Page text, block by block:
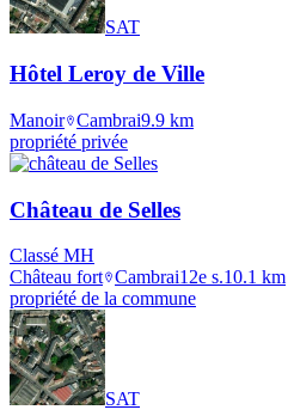
SAT
Hôtel Leroy de Ville
Manoir Cambrai9.9 km
propriété privée
Château de Selles
Classé MH
Château fort Cambrai12e s.10.1 km
propriété de la commune
SAT